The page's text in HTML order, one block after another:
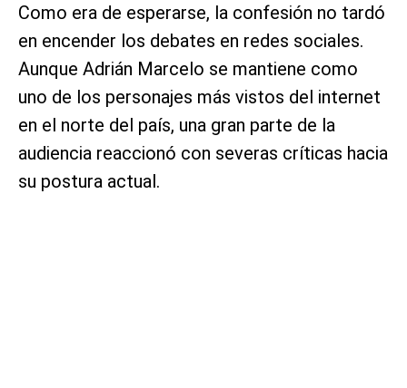
Como era de esperarse, la confesión no tardó
en encender los debates en redes sociales.
Aunque Adrián Marcelo se mantiene como
uno de los personajes más vistos del internet
en el norte del país, una gran parte de la
audiencia reaccionó con severas críticas hacia
su postura actual.